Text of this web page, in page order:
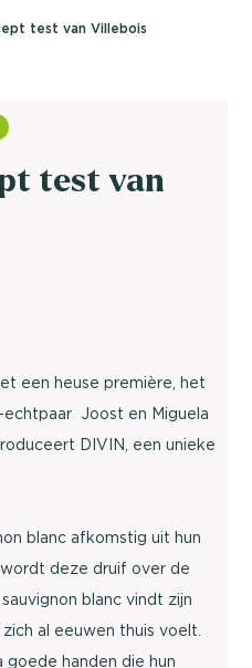
test van Villebois
test van
een heuse première, het
Joost en Miguela
DIVIN, een unieke
blanc afkomstig uit hun
deze druif over de
blanc vindt zijn
al eeuwen thuis voelt.
goede handen die hun